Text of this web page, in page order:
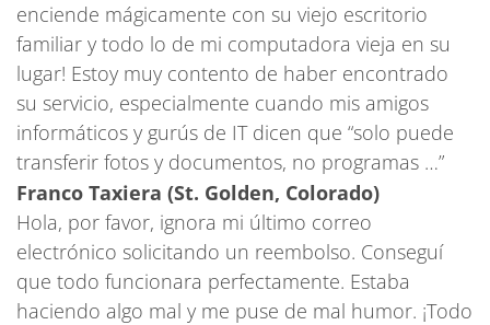
enciende mágicamente con su viejo escritorio
familiar y todo lo de mi computadora vieja en su
lugar! Estoy muy contento de haber encontrado
su servicio, especialmente cuando mis amigos
informáticos y gurús de IT dicen que “solo puede
transferir fotos y documentos, no programas …”
Franco Taxiera (St. Golden, Colorado)
Hola, por favor, ignora mi último correo
electrónico solicitando un reembolso. Conseguí
que todo funcionara perfectamente. Estaba
haciendo algo mal y me puse de mal humor. ¡Todo